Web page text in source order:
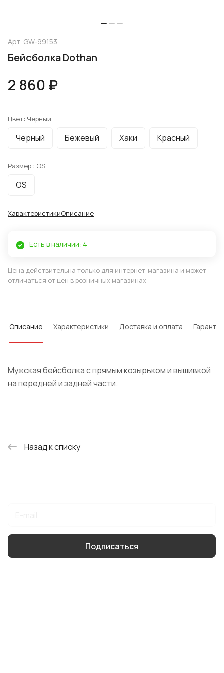
Арт. GW-99153
Бейсболка Dothan
2 860 ₽
Цвет: Черный
Черный Бежевый Хаки Красный
Размер : OS
OS
ХарактеристикиОписание
Есть в наличии: 4
Цена действительна только для интернет-магазина и может
отличаться от цен в розничных магазинах
Описание Характеристики Доставка и оплата
Мужская бейсболка с прямым козырьком и вышивкой
на передней и задней части.
Назад к списку
Подписаться